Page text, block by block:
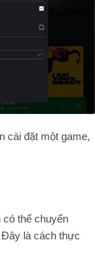
cài đặt một game,
có thể chuyển
là cách thực